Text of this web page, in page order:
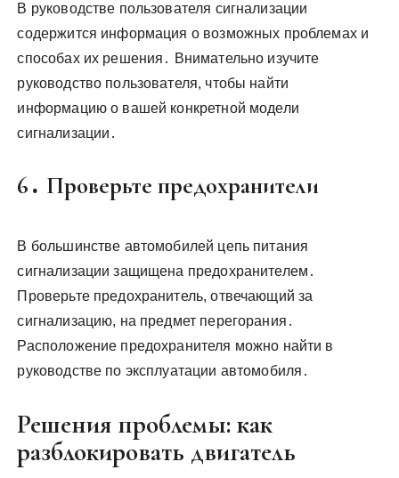
В руководстве пользователя сигнализации
содержится информация о возможных проблемах и
способах их решения․ Внимательно изучите
руководство пользователя, чтобы найти
информацию о вашей конкретной модели
сигнализации․
6․ Проверьте предохранители
В большинстве автомобилей цепь питания
сигнализации защищена предохранителем․
Проверьте предохранитель, отвечающий за
сигнализацию, на предмет перегорания․
Расположение предохранителя можно найти в
руководстве по эксплуатации автомобиля․
Решения проблемы: как
разблокировать двигатель